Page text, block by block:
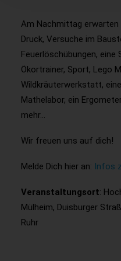
Am Nachmittag erwarten
Druck, Versuche im
Feuerlöschübungen,
Ökortrainer, Sport, Lego
Wildkräuterwerkstatt,
Mathelabor, ein
mehr…
Wir freuen uns auf dich!
Melde Dich hier an: Infos
Veranstaltungsort:
Mülheim, Duisburger
Ruhr